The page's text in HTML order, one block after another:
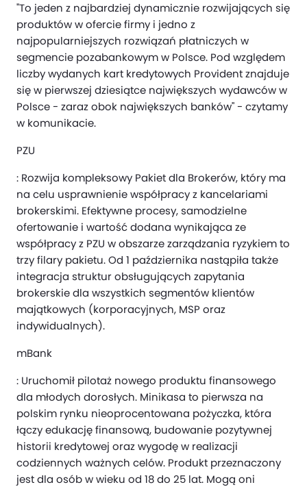
"To jeden z najbardziej dynamicznie rozwijających się
produktów w ofercie firmy i jedno z
najpopularniejszych rozwiązań płatniczych w
segmencie pozabankowym w Polsce. Pod względem
liczby wydanych kart kredytowych Provident znajduje
się w pierwszej dziesiątce największych wydawców w
Polsce - zaraz obok największych banków" - czytamy
w komunikacie.
PZU
: Rozwija kompleksowy Pakiet dla Brokerów, który ma
na celu usprawnienie współpracy z kancelariami
brokerskimi. Efektywne procesy, samodzielne
ofertowanie i wartość dodana wynikająca ze
współpracy z PZU w obszarze zarządzania ryzykiem to
trzy filary pakietu. Od 1 października nastąpiła także
integracja struktur obsługujących zapytania
brokerskie dla wszystkich segmentów klientów
majątkowych (korporacyjnych, MSP oraz
indywidualnych).
mBank
: Uruchomił pilotaż nowego produktu finansowego
dla młodych dorosłych. Minikasa to pierwsza na
polskim rynku nieoprocentowana pożyczka, która
łączy edukację finansową, budowanie pozytywnej
historii kredytowej oraz wygodę w realizacji
codziennych ważnych celów. Produkt przeznaczony
jest dla osób w wieku od 18 do 25 lat. Mogą oni